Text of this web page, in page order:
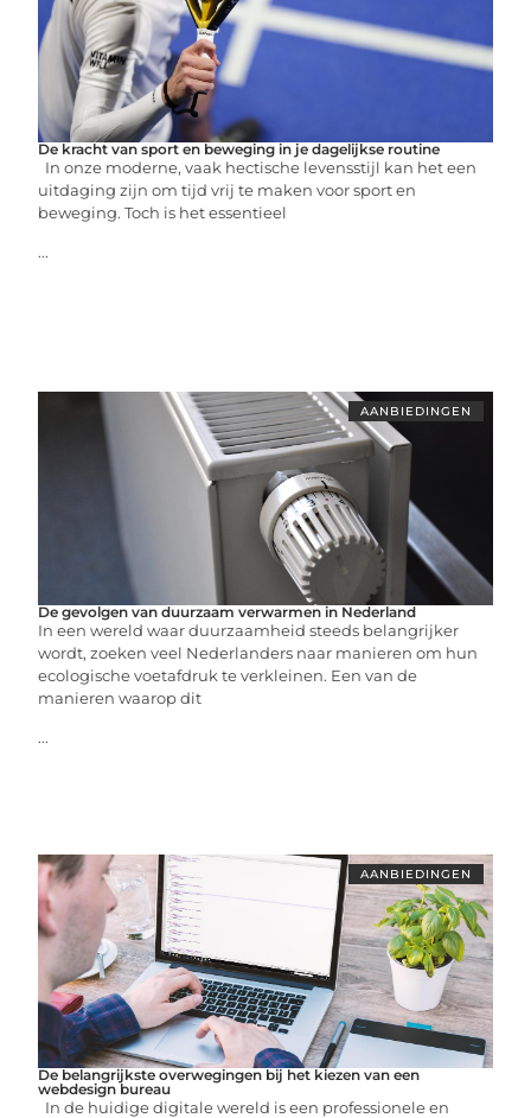
De kracht van sport en beweging in je dagelijkse routine
In onze moderne, vaak hectische levensstijl kan het een
uitdaging zijn om tijd vrij te maken voor sport en
beweging. Toch is het essentieel
...
AANBIEDINGEN
De gevolgen van duurzaam verwarmen in Nederland
In een wereld waar duurzaamheid steeds belangrijker
wordt, zoeken veel Nederlanders naar manieren om hun
ecologische voetafdruk te verkleinen. Een van de
manieren waarop dit
...
AANBIEDINGEN
De belangrijkste overwegingen bij het kiezen van een
webdesign bureau
In de huidige digitale wereld is een professionele en